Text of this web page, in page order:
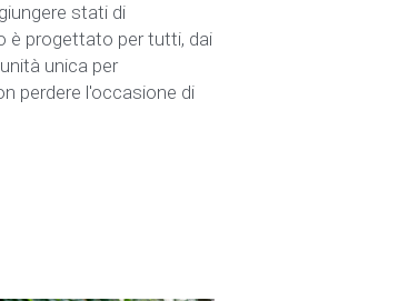
stati di
è progettato per tutti, dai
unica per
perdere l'occasione di